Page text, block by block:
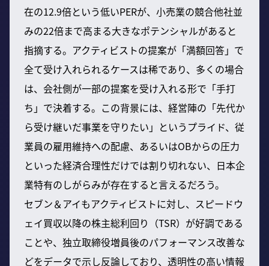
在の12.9倍という低いPERが、小売業の競合他社並
みの22倍まで高まる大きなポテンシャルがあると
指摘する。アクティビストの提案が「満額回答」で
全て受け入れられるケースは稀であり、多くの場合
は、会社側が一部の提案を受け入れる形で「手打
ち」で決着する。この背景には、経営陣の「先代か
ら受け継いだ事業を守りたい」というプライド、従
業員の雇用維持への配慮、あるいはOBからの圧力
といった経済合理性だけでは割り切れない、日本企
業特有のしがらみが存在すると言えるだろう。
セブン＆アイもアクティビストに対し、スピードウ
ェイ買収以降の株主総利回り（TSR）が好調である
ことや、独立取締役増員後のパフォーマンス改善な
どをデータで示し反論しており、透明性の高い情報